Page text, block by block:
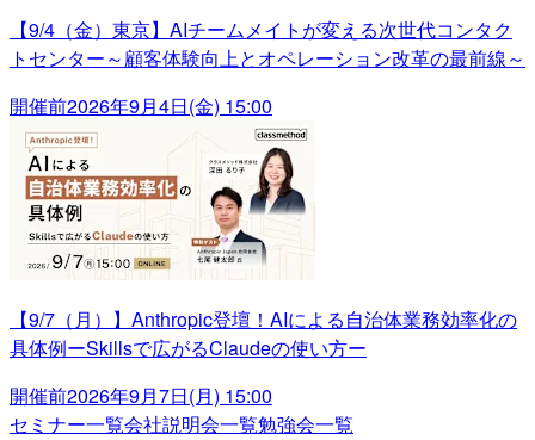
【9/4（金）東京】AIチームメイトが変える次世代コンタク
トセンター～顧客体験向上とオペレーション改革の最前線～
開催前2026年9月4日(金) 15:00
【9/7（月）】Anthropic登壇！AIによる自治体業務効率化の
具体例ーSkillsで広がるClaudeの使い方ー
開催前2026年9月7日(月) 15:00
セミナー一覧会社説明会一覧勉強会一覧